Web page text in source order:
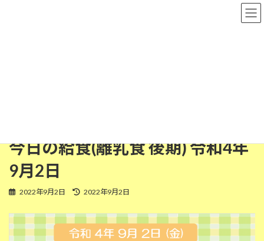
今日の給食(離乳食 後期) 令和4年
9月2日
2022年9月2日
最
更
新
日
2022年9月2日